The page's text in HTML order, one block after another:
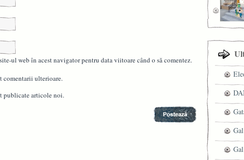
ul web în acest navigator pentru data viitoare când o să comentez.
comentarii ulterioare.
publicate articole noi.